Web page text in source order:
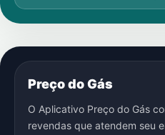
Preço do Gás
O Aplicativo Preço do Gás
revendas que atendem seu